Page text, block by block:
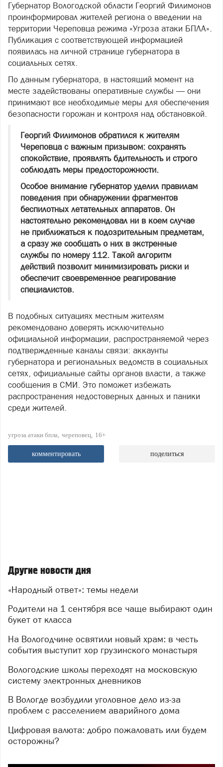
Губернатор Вологодской области Георгий Филимонов
проинформировал жителей региона о введении на
территории Череповца режима «Угроза атаки БПЛА».
Публикация с соответствующей информацией
появилась на личной странице губернатора в
социальных сетях.
По данным губернатора, в настоящий момент на
месте задействованы оперативные службы — они
принимают все необходимые меры для обеспечения
безопасности горожан и контроля над обстановкой.
Георгий Филимонов обратился к жителям
Череповца с важным призывом: сохранять
спокойствие, проявлять бдительность и строго
соблюдать меры предосторожности.
Особое внимание губернатор уделил правилам
поведения при обнаружении фрагментов
беспилотных летательных аппаратов. Он
настоятельно рекомендовал ни в коем случае
не приближаться к подозрительным предметам,
а сразу же сообщать о них в экстренные
службы по номеру 112. Такой алгоритм
действий позволит минимизировать риски и
обеспечит своевременное реагирование
специалистов.
В подобных ситуациях местным жителям
рекомендовано доверять исключительно
официальной информации, распространяемой через
подтвержденные каналы связи: аккаунты
губернатора и региональных ведомств в социальных
сетях, официальные сайты органов власти, а также
сообщения в СМИ. Это поможет избежать
распространения недостоверных данных и паники
среди жителей.
угроза атаки бпла череповец 16+
комментировать поделиться
Другие новости дня
«Народный ответ»: темы недели
Родители на 1 сентября все чаще выбирают один
букет от класса
На Вологодчине освятили новый храм: в честь
события выступит хор грузинского монастыря
Вологодские школы переходят на московскую
систему электронных дневников
В Вологде возбудили уголовное дело из-за
проблем с расселением аварийного дома
Цифровая валюта: добро пожаловать или будем
осторожны?